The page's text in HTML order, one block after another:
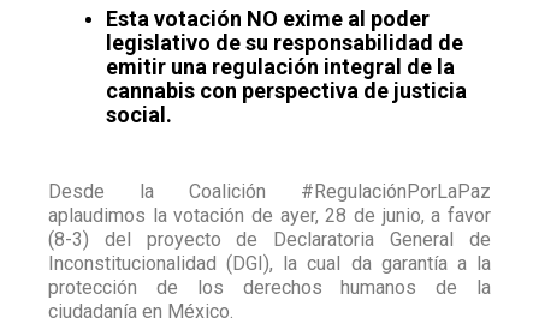
Esta votación NO exime al poder
legislativo de su responsabilidad de
emitir una regulación integral de la
cannabis con perspectiva de justicia
social.
Desde la Coalición #RegulaciónPorLaPaz
aplaudimos la votación de ayer, 28 de junio, a favor
(8-3) del proyecto de Declaratoria General de
Inconstitucionalidad (DGI), la cual da garantía a la
protección de los derechos humanos de la
ciudadanía en México.